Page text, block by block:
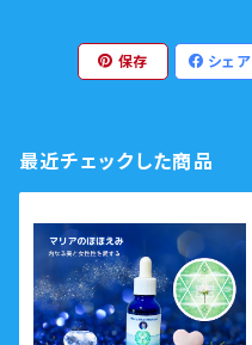
保存 シェア
最近チェックした商品